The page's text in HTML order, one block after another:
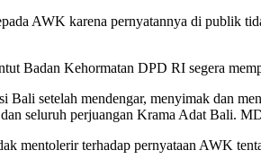
AWK karena pernyatannya di publik
Badan Kehormatan DPD RI segera
setelah mendengar, menyimak dan
seluruh perjuangan Krama Adat Bali.
mentolerir terhadap pernyataan AWK